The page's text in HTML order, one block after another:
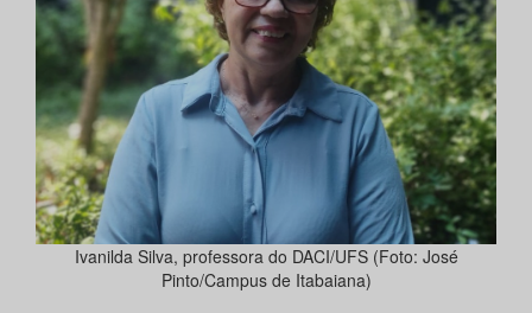
Ivanilda Silva, professora do DACI/UFS (Foto: José
Pinto/Campus de Itabaiana)